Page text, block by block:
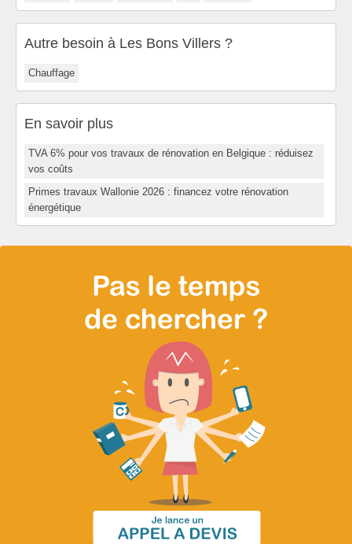
Autre besoin à Les Bons Villers ?
Chauffage
En savoir plus
TVA 6% pour vos travaux de rénovation en Belgique : réduisez
vos coûts
Primes travaux Wallonie 2026 : financez votre rénovation
énergétique